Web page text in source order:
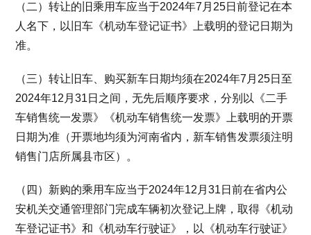
（二）转让的旧乘用车应当于2024年7月25日前登记在本
人名下，以旧车《机动车登记证书》上载明的登记日期为
准。
（三）转让旧车、购买新车日期均须在2024年7月25日至
2024年12月31日之间，无先后顺序要求，分别以《二手
车销售统一发票》《机动车销售统一发票》上载明的开票
日期为准（开票地均须为河南省内，新车销售发票须注明
销售门店所属县市区）。
（四）新购的乘用车应当于2024年12月31日前在省内公
安机关交通管理部门完成车辆初次登记上牌，取得《机动
车登记证书》和《机动车行驶证》，以《机动车行驶证》